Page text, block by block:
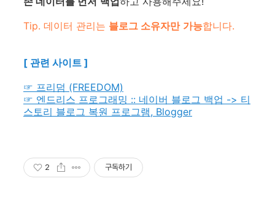
Tip. 데이터 관리는 블로그 소유자만 가능합니다.
[ 관련 사이트 ]
☞ 프리덤 (FREEDOM)
☞ 엔드리스 프로그래밍 :: 네이버 블로그 백업 -> 티
스토리 블로그 복원 프로그램, Blogger
2 구독하기